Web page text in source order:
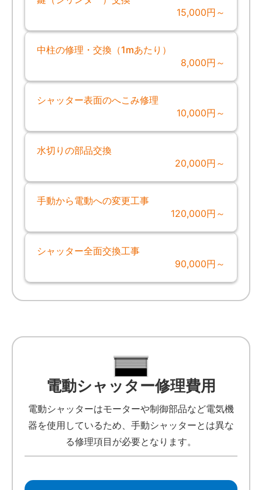
15,000円～
中柱の修理・交換（1mあたり）
8,000円～
シャッター表面のへこみ修理
10,000円～
水切りの部品交換
20,000円～
手動から電動への変更工事
120,000円～
シャッター全面交換工事
90,000円～
電動シャッター修理費用
電動シャッターはモーターや制御部品など電気機
器を使用しているため、手動シャッターとは異な
る修理項目が必要となります。